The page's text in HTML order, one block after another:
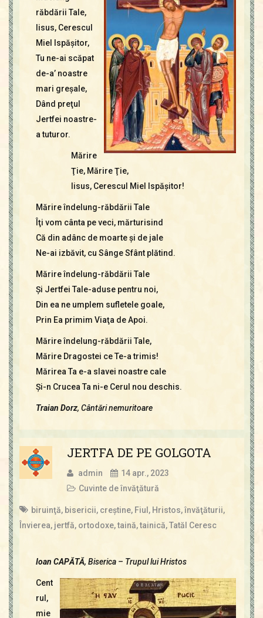
Icoane
Mărgăritare
Calendar
Glosar
Repere
Contact
răbdării Tale,
Iisus, Cerescul
Miel Ispăşitor,
Tu ne-ai scăpat
de-a’ noastre
mari greşale,
Dând preţul
Jertfei noastre-
a tuturor.
Mărire
Ţie, Mărire Ţie,
Iisus, Cerescul Miel Ispăşitor!
Mărire îndelung-răbdării Tale
Îţi vom cânta pe veci, mărturisind
Că din adânc de moarte şi de jale
Ne-ai izbăvit, cu Sânge Sfânt plătind.
Mărire îndelung-răbdării Tale
Și Jertfei Tale-aduse pentru noi,
Din ea ne umplem sufletele goale,
Prin Ea primim Viaţa de Apoi.
Mărire îndelung-răbdării Tale,
Mărire Dragostei ce Te-a trimis!
Mărirea Ta e-a slavei noastre cale
Și-n Crucea Ta ni-e Cerul nou deschis.
Traian Dorz, Cântări nemuritoare
JERTFA DE PE GOLGOTA
admin
14 apr., 2023
Cuvinte de învăţătură
biruinţă, bisericii, creştine, Fiul, Hristos,învăţăturii,
Învierea, jertfă, ortodoxe,taină,tainică,Tatăl Ceresc
Ioan CAPĂTĂ, Biserica – Trupul lui Hristos
Cent
rul,
mie